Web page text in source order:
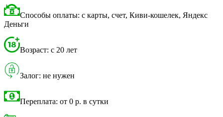
Способы оплаты: с карты, счет, Киви-кошелек, Яндекс
Деньги
Возраст: с 20 лет
Залог: не нужен
Переплата: от 0 р. в сутки